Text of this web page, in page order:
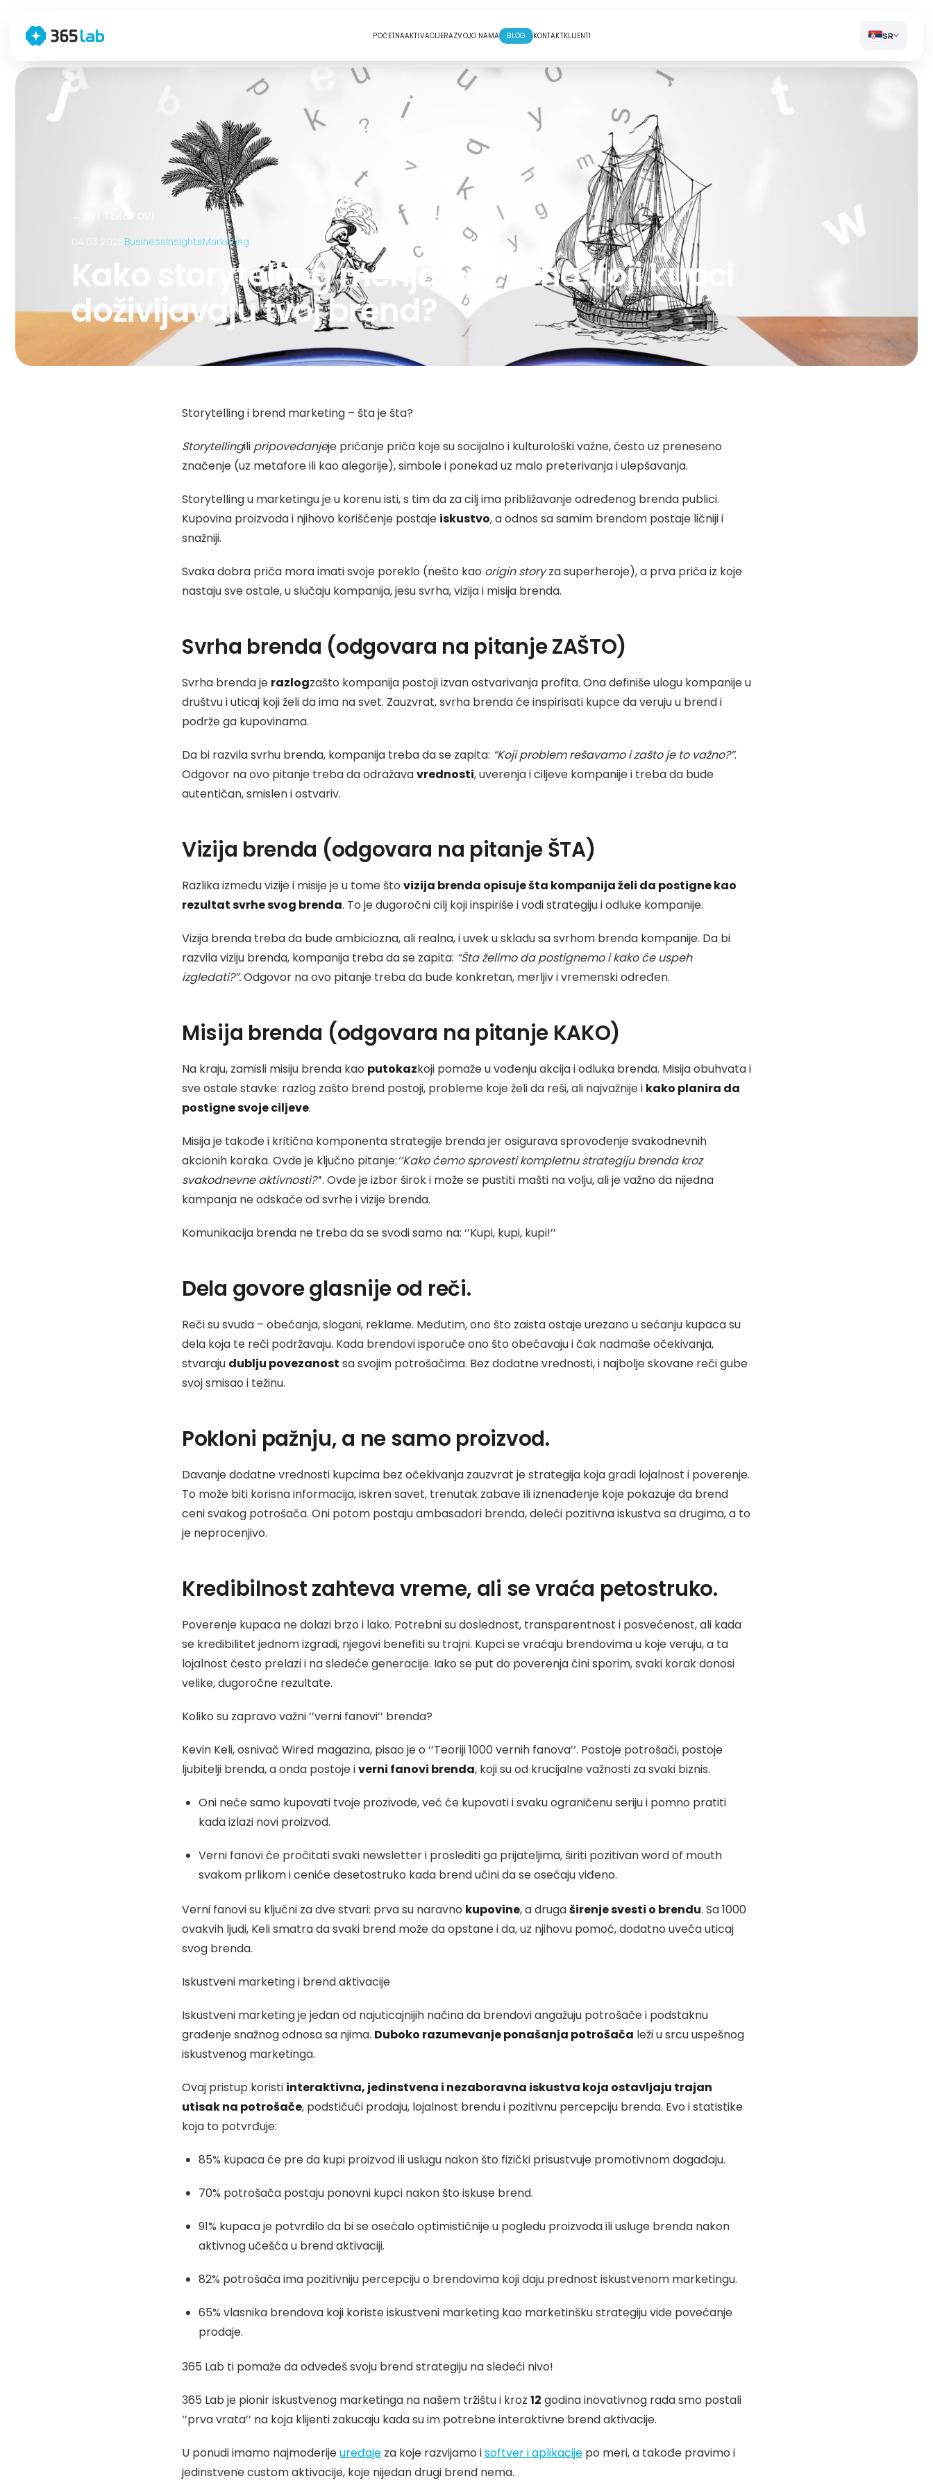
POČETNAAKTIVACIJERAZVOJO NAMA BLOG KONTAKTKLIJENTI SR
BusinessInsightsMarketing
Kako storytelling menja način na koji kupci
doživljavaju tvoj brend?
Storytelling i brend marketing – šta je šta?
Storytellingili pripovedanjeje pričanje priča koje su socijalno i kulturološki važne, često uz preneseno
značenje (uz metafore ili kao alegorije), simbole i ponekad uz malo preterivanja i ulepšavanja.
Storytelling u marketingu je u korenu isti, s tim da za cilj ima približavanje određenog brenda publici.
Kupovina proizvoda i njihovo korišćenje postaje iskustvo, a odnos sa samim brendom postaje ličniji i
snažniji.
Svaka dobra priča mora imati svoje poreklo (nešto kao origin storyza superheroje), a prva priča iz koje
nastaju sve ostale, u slučaju kompanija, jesu svrha, vizija i misija brenda.
Svrha brenda (odgovara na pitanje ZAŠTO)
Svrha brenda je razlogzašto kompanija postoji izvan ostvarivanja profita. Ona definiše ulogu kompanije u
društvu i uticaj koji želi da ima na svet. Zauzvrat, svrha brenda će inspirisati kupce da veruju u brend i
podrže ga kupovinama.
Da bi razvila svrhu brenda, kompanija treba da se zapita: “Koji problem rešavamo i zašto je to važno?”.
Odgovor na ovo pitanje treba da odražavavrednosti, uverenja i ciljeve kompanije i treba da bude
autentičan, smislen i ostvariv.
Vizija brenda (odgovara na pitanje ŠTA)
Razlika između vizije i misije je u tome što vizija brenda opisuje šta kompanija želi da postigne kao
rezultat svrhe svog brenda. To je dugoročni cilj koji inspiriše i vodi strategiju i odluke kompanije.
Vizija brenda treba da bude ambiciozna, ali realna, i uvek u skladu sa svrhom brenda kompanije. Da bi
razvila viziju brenda, kompanija treba da se zapita: “Šta želimo da postignemo i kako će uspeh
izgledati?”.Odgovor na ovo pitanje treba da bude konkretan, merljiv i vremenski određen.
Misija brenda (odgovara na pitanje KAKO)
Na kraju, zamisli misiju brenda kao putokazkoji pomaže u vođenju akcija i odluka brenda. Misija obuhvata i
sve ostale stavke: razlog zašto brend postoji, probleme koje želi da reši, ali najvažnije i kako planira da
postigne svoje ciljeve.
Misija je takođe i kritična komponenta strategije brenda jer osigurava sprovođenje svakodnevnih
akcionih koraka. Ovde je ključno pitanje:‘’Kako ćemo sprovesti kompletnu strategiju brenda kroz
svakodnevne aktivnosti?’’. Ovde je izbor širok i može se pustiti mašti na volju, ali je važno da nijedna
kampanja ne odskače od svrhe i vizije brenda.
Komunikacija brenda ne treba da se svodi samo na: ‘’Kupi, kupi, kupi!’’
Dela govore glasnije od reči.
Reči su svuda – obećanja, slogani, reklame. Međutim, ono što zaista ostaje urezano u sećanju kupaca su
dela koja te reči podržavaju. Kada brendovi isporuče ono što obećavaju i čak nadmaše očekivanja,
stvaraju dublju povezanost sa svojim potrošačima. Bez dodatne vrednosti, i najbolje skovane reči gube
svoj smisao i težinu.
Pokloni pažnju, a ne samo proizvod.
Davanje dodatne vrednosti kupcima bez očekivanja zauzvrat je strategija koja gradi lojalnost i poverenje.
To može biti korisna informacija, iskren savet, trenutak zabave ili iznenađenje koje pokazuje da brend
ceni svakog potrošača. Oni potom postaju ambasadori brenda, deleći pozitivna iskustva sa drugima, a to
je neprocenjivo.
Kredibilnost zahteva vreme, ali se vraća petostruko.
Poverenje kupaca ne dolazi brzo i lako. Potrebni su doslednost, transparentnost i posvećenost, ali kada
se kredibilitet jednom izgradi, njegovi benefiti su trajni. Kupci se vraćaju brendovima u koje veruju, a ta
lojalnost često prelazi i na sledeće generacije. Iako se put do poverenja čini sporim, svaki korak donosi
velike, dugoročne rezultate.
Koliko su zapravo važni ‘’verni fanovi’’ brenda?
Kevin Keli, osnivač Wired magazina, pisao je o ‘’Teoriji 1000 vernih fanova’’. Postoje potrošači, postoje
ljubitelji brenda, a onda postoje iverni fanovi brenda, koji su od krucijalne važnosti za svaki biznis.
Oni neće samo kupovati tvoje prozivode, već će kupovati i svaku ograničenu seriju i pomno pratiti
kada izlazi novi proizvod.
Verni fanovi će pročitati svaki newsletter i proslediti ga prijateljima, širiti pozitivan word of mouth
svakom prlikom i ceniće desetostruko kada brend učini da se osećaju viđeno.
Verni fanovi su ključni za dve stvari: prva su naravno kupovine, a drugaširenje svesti o brendu. Sa 1000
ovakvih ljudi, Keli smatra da svaki brend može da opstane i da, uz njihovu pomoć, dodatno uveća uticaj
svog brenda.
Iskustveni marketing i brend aktivacije
Iskustveni marketing je jedan od najuticajnijih načina da brendovi angažuju potrošače i podstaknu
građenje snažnog odnosa sa njima. Duboko razumevanje ponašanja potrošača leži u srcu uspešnog
iskustvenog marketinga.
Ovaj pristup koristi interaktivna, jedinstvena i nezaboravna iskustva koja ostavljaju trajan
utisak na potrošače, podstičući prodaju, lojalnost brendu i pozitivnu percepciju brenda. Evo i statistike
koja to potvrđuje:
85% kupaca će pre da kupi proizvod ili uslugu nakon što fizički prisustvuje promotivnom događaju.
70% potrošača postaju ponovni kupci nakon što iskuse brend.
91% kupaca je potvrdilo da bi se osećalo optimističnije u pogledu proizvoda ili usluge brenda nakon
aktivnog učešća u brend aktivaciji.
82% potrošača ima pozitivniju percepciju o brendovima koji daju prednost iskustvenom marketingu.
65% vlasnika brendova koji koriste iskustveni marketing kao marketinšku strategiju vide povećanje
prodaje.
365 Lab ti pomaže da odvedeš svoju brend strategiju na sledeći nivo!
365 Lab je pionir iskustvenog marketinga na našem tržištu i kroz 12 godina inovativnog rada smo postali
‘’prva vrata’’ na koja klijenti zakucaju kada su im potrebne interaktivne brend aktivacije.
U ponudi imamo najmoderijeuređaje za koje razvijamo isoftver i aplikacije po meri, a takođe pravimo i
jedinstvene custom aktivacije, koje nijedan drugi brend nema.